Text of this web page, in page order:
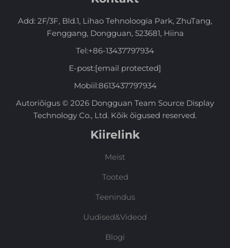
Add: 2F/3F, Bld.1, Lihao Tehnoloogia Park, ZhuTang,
Fenggang, Dongguan, 523681, Hiina
Tel:+86-13437797934
E-post:[email protected]
Mobiil:8613437797934
Autoriõigus © 2026 Dongguan Team Source Display
Technology Co., Ltd. Kõik õigused reserved.
Kiirelink
Meist
Tooted
Teenindus
Uudised&Videod
Blogi